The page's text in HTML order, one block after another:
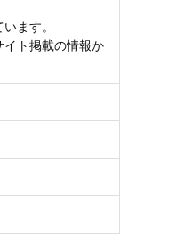
ます。
ト掲載の情報か